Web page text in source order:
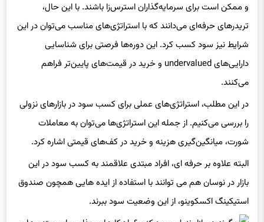
و ممکن است برای سرمایه‌گذاران استرس‌زا باشند. با این حال،
تریدرهای حرفه‌ای می‌دانند که با استراتژی‌های مناسب می‌توان در این
شرایط نیز سود کسب کرد. این دوره‌ها فرصتی برای شناسایی
دارایی‌های undervalued و خرید در قیمت‌های پایین‌تر فراهم
می‌کنند.
در این مطلب، استراتژی‌های عملی برای کسب سود در بازارهای نزولی
را بررسی می‌کنیم. از جمله این استراتژی‌ها می‌توان به معاملات
شورت، میانگین‌گیری هزینه و خرید در کف‌های قیمتی اشاره کرد.
البته علاوه بر حرفه ای، افراد مبتدی علاقمند به کسب سود در این
بازار در نوسان هم می توانند با استفاده از ایده هایی همچون صندوق
استیکینگ اکسکوینو، از این وضعیت سود ببرند.